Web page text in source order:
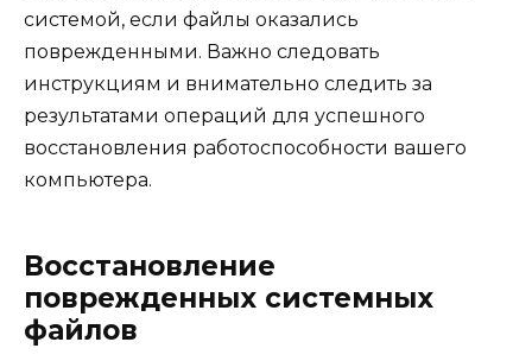
системой, если файлы оказались
поврежденными. Важно следовать
инструкциям и внимательно следить за
результатами операций для успешного
восстановления работоспособности вашего
компьютера.
Восстановление
поврежденных системных
файлов